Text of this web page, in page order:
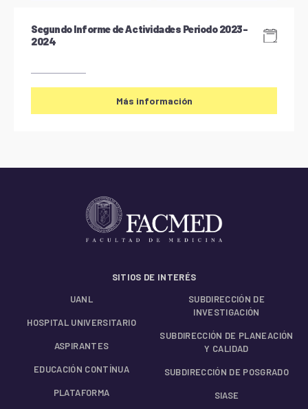
Segundo Informe de Actividades Periodo 2023-
2024
Más información
SITIOS DE INTERÉS
UANL
HOSPITAL UNIVERSITARIO
ASPIRANTES
EDUCACIÓN CONTÍNUA
PLATAFORMA
SUBDIRECCIÓN DE
INVESTIGACIÓN
SUBDIRECCIÓN DE PLANEACIÓN
Y CALIDAD
SUBDIRECCIÓN DE POSGRADO
SIASE